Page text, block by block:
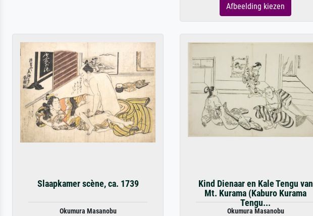
Afbeelding kiezen
Slaapkamer scène, ca. 1739
Okumura Masanobu
Kind Dienaar en Kale Tengu van
Mt. Kurama (Kaburo Kurama
Tengu...
Okumura Masanobu